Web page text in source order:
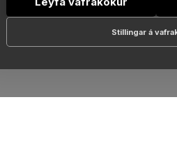
Stillingar á